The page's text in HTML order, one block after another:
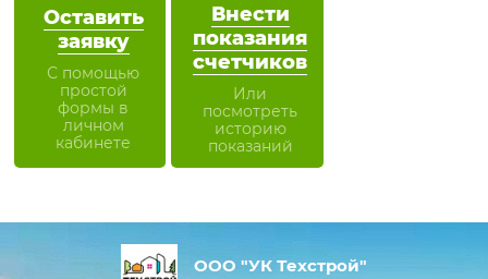
Оставить
заявку
С помощью
простой
формы в
личном
кабинете
Внести
показания
счетчиков
Или
посмотреть
историю
показаний
ООО "УК Техстрой"